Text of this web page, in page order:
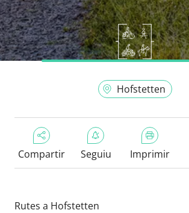
Hofstetten
Compartir Seguiu Imprimir
Rutes a Hofstetten